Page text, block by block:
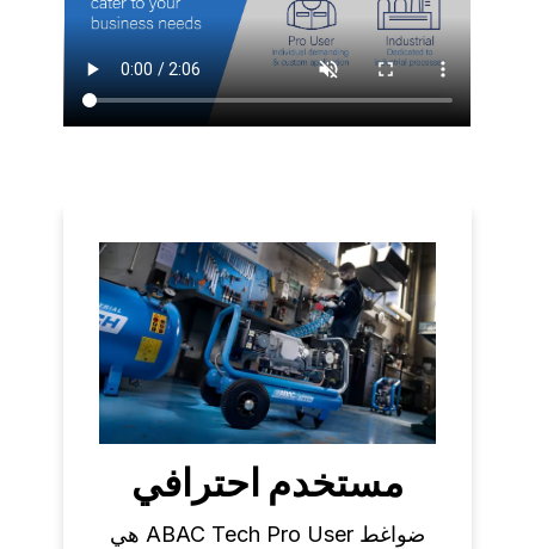
مستخدم احترافي
ضواغط ABAC Tech Pro User هي